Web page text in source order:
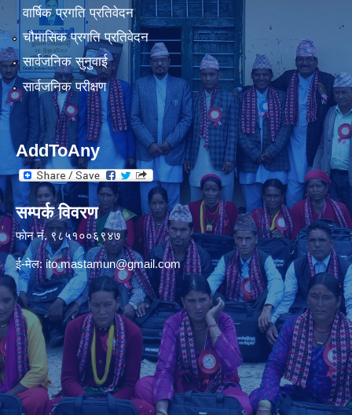
वार्षिक प्रगति प्रतिवेदन
चौमासिक प्रगति प्रतिवेदन
सार्वजनिक सुनुवाई
सार्वजनिक परीक्षण
AddToAny
सम्पर्क विवरण
फाेन नंं. ९८५१००६९४७
ई-मेल:ito.mastamun@gmail.com